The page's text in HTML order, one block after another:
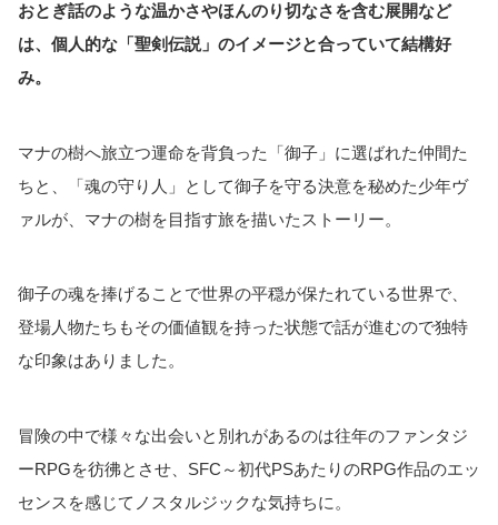
おとぎ話のような温かさやほんのり切なさを含む展開など
は、個人的な「聖剣伝説」のイメージと合っていて結構好
み。
マナの樹へ旅立つ運命を背負った「御子」に選ばれた仲間た
ちと、「魂の守り人」として御子を守る決意を秘めた少年ヴ
ァルが、マナの樹を目指す旅を描いたストーリー。
御子の魂を捧げることで世界の平穏が保たれている世界で、
登場人物たちもその価値観を持った状態で話が進むので独特
な印象はありました。
冒険の中で様々な出会いと別れがあるのは往年のファンタジ
ーRPGを彷彿とさせ、SFC～初代PSあたりのRPG作品のエッ
センスを感じてノスタルジックな気持ちに。